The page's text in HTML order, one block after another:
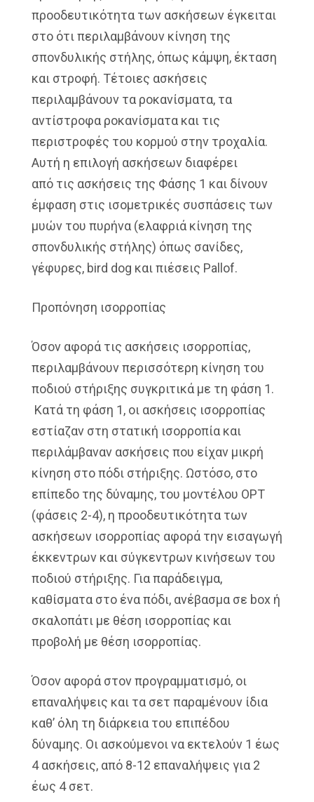
προοδευτικότητα των ασκήσεων έγκειται
στο ότι περιλαμβάνουν κίνηση της
σπονδυλικής στήλης, όπως κάμψη, έκταση
και στροφή. Τέτοιες ασκήσεις
περιλαμβάνουν τα ροκανίσματα, τα
αντίστροφα ροκανίσματα και τις
περιστροφές του κορμού στην τροχαλία.
Αυτή η επιλογή ασκήσεων διαφέρει
από τις ασκήσεις της Φάσης 1 και δίνουν
έμφαση στις ισομετρικές συσπάσεις των
μυών του πυρήνα (ελαφριά κίνηση της
σπονδυλικής στήλης) όπως σανίδες,
γέφυρες, bird dog και πιέσεις Pallof.
Προπόνηση ισορροπίας
Όσον αφορά τις ασκήσεις ισορροπίας,
περιλαμβάνουν περισσότερη κίνηση του
ποδιού στήριξης συγκριτικά με τη φάση 1.
Κατά τη φάση 1, οι ασκήσεις ισορροπίας
εστίαζαν στη στατική ισορροπία και
περιλάμβαναν ασκήσεις που είχαν μικρή
κίνηση στο πόδι στήριξης. Ωστόσο, στο
επίπεδο της δύναμης, του μοντέλου OPT
(φάσεις 2-4), η προοδευτικότητα των
ασκήσεων ισορροπίας αφορά την εισαγωγή
έκκεντρων και σύγκεντρων κινήσεων του
ποδιού στήριξης. Για παράδειγμα,
καθίσματα στο ένα πόδι, ανέβασμα σε box ή
σκαλοπάτι με θέση ισορροπίας και
προβολή με θέση ισορροπίας.
Όσον αφορά στον προγραμματισμό, οι
επαναλήψεις και τα σετ παραμένουν ίδια
καθ’ όλη τη διάρκεια του επιπέδου
δύναμης. Οι ασκούμενοι να εκτελούν 1 έως
4 ασκήσεις, από 8-12 επαναλήψεις για 2
έως 4 σετ.